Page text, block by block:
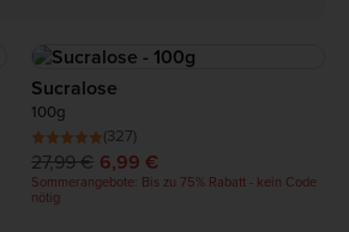
Sucralose
100g
(327)
27,99 € 6,99 €
Sommerangebote: Bis zu 75% Rabatt - kein Code
nötig